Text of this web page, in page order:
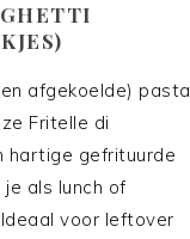
afgekoelde) pasta
Fritelle di
hartige gefrituurde
je als lunch of
voor leftover